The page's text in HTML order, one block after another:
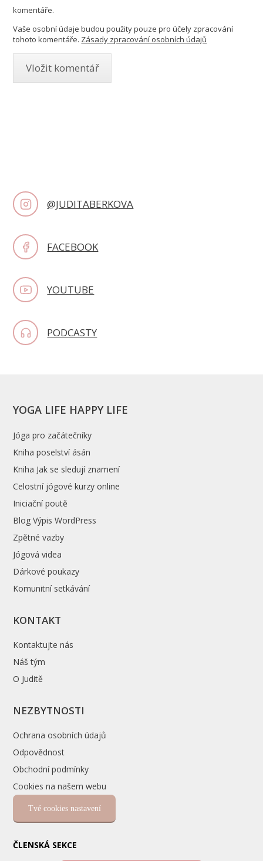
komentáře.
Vaše osobní údaje budou použity pouze pro účely zpracování
tohoto komentáře. Zásady zpracování osobních údajů
@JUDITABERKOVA
FACEBOOK
YOUTUBE
PODCASTY
YOGA LIFE HAPPY LIFE
Jóga pro začátečníky
Kniha poselství ásán
Kniha Jak se sledují znamení
Celostní jógové kurzy online
Iniciační poutě
Blog Výpis WordPress
Zpětné vazby
Jógová videa
Dárkové poukazy
Komunitní setkávání
KONTAKT
Kontaktujte nás
Náš tým
O Juditě
NEZBYTNOSTI
Ochrana osobních údajů
Odpovědnost
Obchodní podmínky
Cookies na našem webu
Tvé cookies nastavení
ČLENSKÁ SEKCE